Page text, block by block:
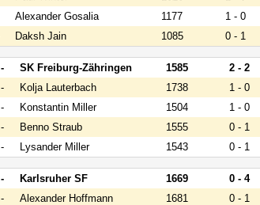
Alexander Gosalia 1177
1 - 0
Daksh Jain 1085 0 - 1
- SK Freiburg-Zähringen 1585
2 - 2
- Kolja Lauterbach 1738
1 - 0
- Konstantin Miller 1504
1 - 0
- Benno Straub 1555
0 - 1
- Lysander Miller 1543 0 - 1
- Karlsruher SF 1669
0 - 4
- Alexander Hoffmann 1681
0 - 1